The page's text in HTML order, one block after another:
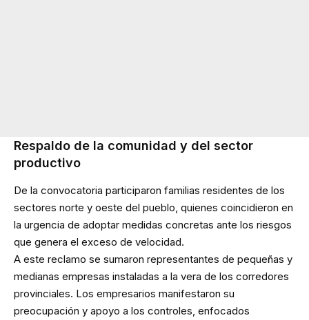
Respaldo de la comunidad y del sector
productivo
De la convocatoria participaron familias residentes de los
sectores norte y oeste del pueblo, quienes coincidieron en
la urgencia de adoptar medidas concretas ante los riesgos
que genera el exceso de velocidad.
A este reclamo se sumaron representantes de pequeñas y
medianas empresas instaladas a la vera de los corredores
provinciales. Los empresarios manifestaron su
preocupación y apoyo a los controles, enfocados